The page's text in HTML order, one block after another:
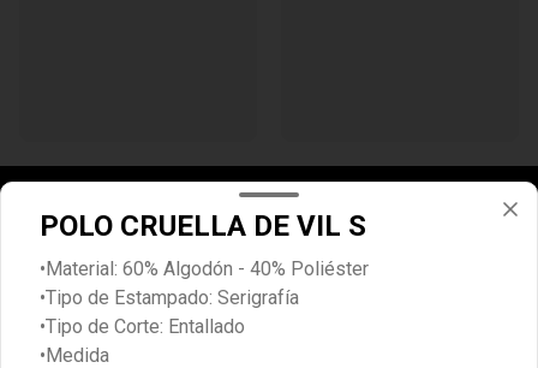
POLO CRUELLA DE VIL S
•Material: 60% Algodón - 40% Poliéster
•Tipo de Estampado: Serigrafía
•Tipo de Corte: Entallado
•Medida